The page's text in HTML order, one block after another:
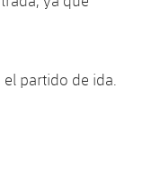
partido de ida.